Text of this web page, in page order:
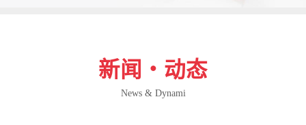
新闻・动态
News & Dynami